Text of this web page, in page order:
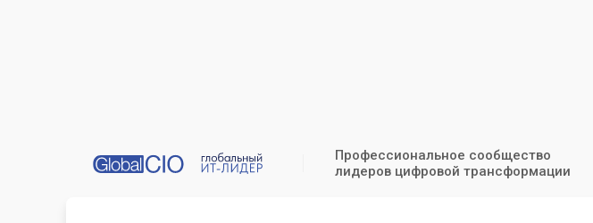
Профессиональное сообщество
лидеров цифровой трансформации